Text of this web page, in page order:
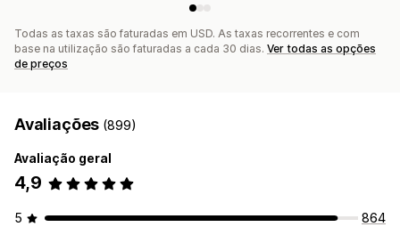
Todas as taxas são faturadas em USD. As taxas recorrentes e com
base na utilização são faturadas a cada 30 dias. Ver todas as opções
de preços
Avaliações (899)
Avaliação geral
4,9
5
864